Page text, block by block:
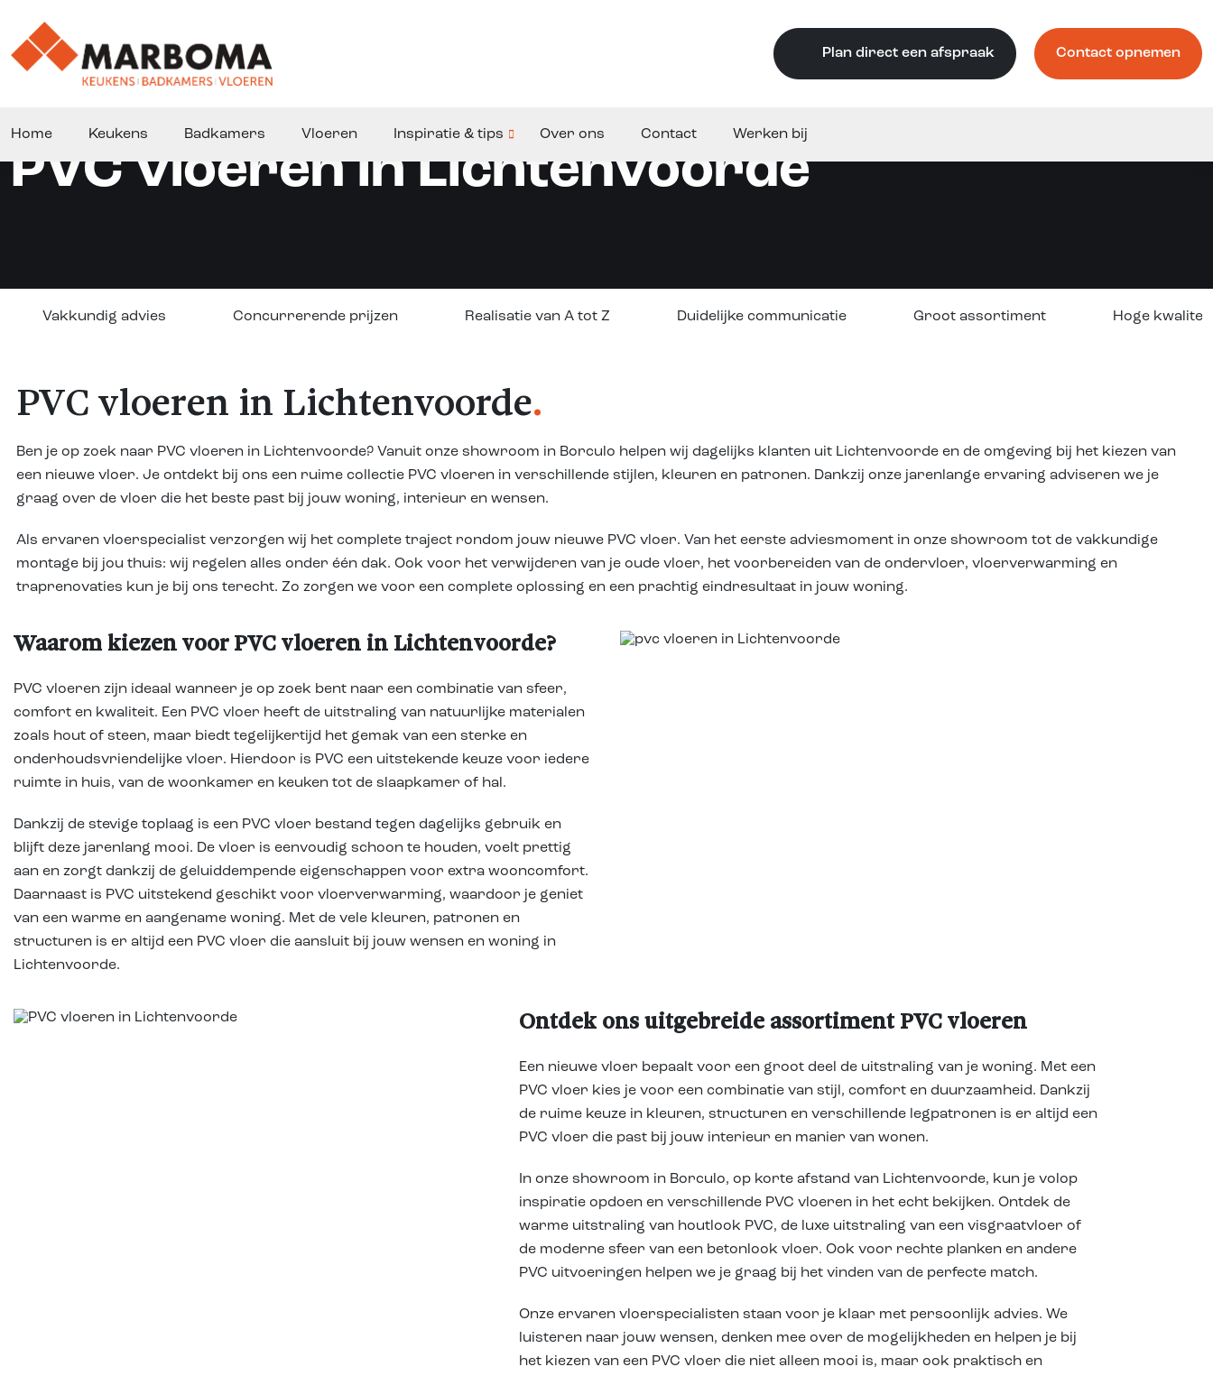
Plan direct een afspraak Contact opnemen
Home Keukens Badkamers Vloeren Inspiratie & tips Over ons Contact Werken bij
PVC vloeren in Lichtenvoorde
Vakkundig advies Concurrerende prijzen Realisatie van A tot Z Duidelijke communicatie Groot assortiment Hoge kwaliteit
PVC vloeren in Lichtenvoorde.
Ben je op zoek naar PVC vloeren in Lichtenvoorde? Vanuit onze showroom in Borculo helpen wij dagelijks klanten uit Lichtenvoorde en de omgeving bij het kiezen van
een nieuwe vloer. Je ontdekt bij ons een ruime collectie PVC vloeren in verschillende stijlen, kleuren en patronen. Dankzij onze jarenlange ervaring adviseren we je
graag over de vloer die het beste past bij jouw woning, interieur en wensen.
Als ervaren vloerspecialist verzorgen wij het complete traject rondom jouw nieuwe PVC vloer. Van het eerste adviesmoment in onze showroom tot de vakkundige
montage bij jou thuis: wij regelen alles onder één dak. Ook voor het verwijderen van je oude vloer, het voorbereiden van de ondervloer, vloerverwarming en
traprenovaties kun je bij ons terecht. Zo zorgen we voor een complete oplossing en een prachtig eindresultaat in jouw woning.
Waarom kiezen voor PVC vloeren in Lichtenvoorde?
PVC vloeren zijn ideaal wanneer je op zoek bent naar een combinatie van sfeer,
comfort en kwaliteit. Een PVC vloer heeft de uitstraling van natuurlijke materialen
zoals hout of steen, maar biedt tegelijkertijd het gemak van een sterke en
onderhoudsvriendelijke vloer. Hierdoor is PVC een uitstekende keuze voor iedere
ruimte in huis, van de woonkamer en keuken tot de slaapkamer of hal.
Dankzij de stevige toplaag is een PVC vloer bestand tegen dagelijks gebruik en
blijft deze jarenlang mooi. De vloer is eenvoudig schoon te houden, voelt prettig
aan en zorgt dankzij de geluiddempende eigenschappen voor extra wooncomfort.
Daarnaast is PVC uitstekend geschikt voor vloerverwarming, waardoor je geniet
van een warme en aangename woning. Met de vele kleuren, patronen en
structuren is er altijd een PVC vloer die aansluit bij jouw wensen en woning in
Lichtenvoorde.
Ontdek ons uitgebreide assortiment PVC vloeren
Een nieuwe vloer bepaalt voor een groot deel de uitstraling van je woning. Met een
PVC vloer kies je voor een combinatie van stijl, comfort en duurzaamheid. Dankzij
de ruime keuze in kleuren, structuren en verschillende legpatronen is er altijd een
PVC vloer die past bij jouw interieur en manier van wonen.
In onze showroom in Borculo, op korte afstand van Lichtenvoorde, kun je volop
inspiratie opdoen en verschillende PVC vloeren in het echt bekijken. Ontdek de
warme uitstraling van houtlook PVC, de luxe uitstraling van een visgraatvloer of
de moderne sfeer van een betonlook vloer. Ook voor rechte planken en andere
PVC uitvoeringen helpen we je graag bij het vinden van de perfecte match.
Onze ervaren vloerspecialisten staan voor je klaar met persoonlijk advies. We
luisteren naar jouw wensen, denken mee over de mogelijkheden en helpen je bij
het kiezen van een PVC vloer die niet alleen mooi is, maar ook praktisch en